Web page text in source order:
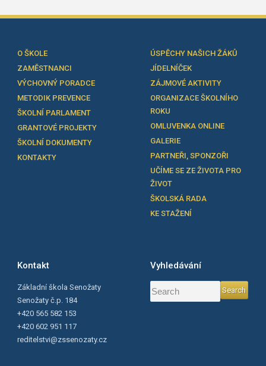
O ŠKOLE
ZAMĚSTNANCI
VÝCHOVNÝ PORADCE
METODIK PREVENCE
ŠKOLNÍ PARLAMENT
GRANTOVÉ PROJEKTY
ŠKOLNÍ DOKUMENTY
KONTAKTY
ÚSPĚCHY NAŠICH ŽÁKŮ
JÍDELNÍČEK
ZÁJMOVÉ AKTIVITY
ORGANIZACE ŠKOLNÍHO
ROKU
OMLUVENKA ONLINE
GALERIE
PARTNEŘI, SPONZOŘI
UČÍME SE ZE ŽIVOTA PRO
ŽIVOT
ŠKOLSKÁ RADA
KE STAŽENÍ
Kontakt
Základní škola Senožaty
Senožaty č.p. 184
+420 565 582 153
+420 602 951 117
reditelstvi@zssenozaty.cz
Vyhledávání